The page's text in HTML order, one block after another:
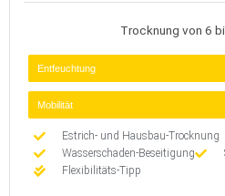
Trocknung von 6
Entfeuchtung
Mobilität
Estrich- und Hausbau-Trocknung
Wasserschaden-Beseitigung
Flexibilitäts-Tipp